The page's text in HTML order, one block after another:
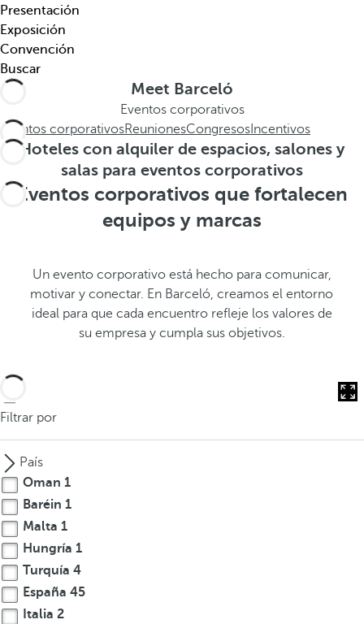
á
t
i
c
a
.
.
h
a
c
i
a
b
a
o
v
n
t
a
n
a
e
m
e
g
e
Presentación
Exposición
Convención
Buscar
Meet Barceló
Eventos corporativos
Eventos corporativosReunionesCongresos Incentivos
Hoteles con alquiler de espacios, salones y
salas para eventos corporativos
Eventos corporativos que fortalecen
equipos y marcas
Un evento corporativo está hecho para comunicar,
motivar y conectar. En Barceló, creamos el entorno
ideal para que cada encuentro refleje los valores de
su empresa y cumpla sus objetivos.
Filtrar por
País
Oman 1
Baréin 1
Malta 1
Hungría 1
Turquía 4
España 45
Italia 2